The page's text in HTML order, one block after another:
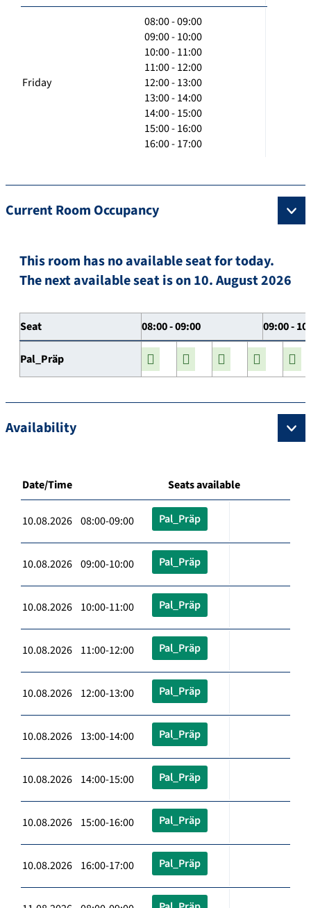
Friday
08:00 - 09:00
09:00 - 10:00
10:00 - 11:00
11:00 - 12:00
12:00 - 13:00
13:00 - 14:00
14:00 - 15:00
15:00 - 16:00
16:00 - 17:00
Current Room Occupancy
This room has no available seat for today.
The next available seat is on 10. August 2026
Seat 08:00 - 09:00 09:00 -
Pal_Präp
Availability
Date/Time Seats available
10.08.2026 08:00-09:00 Pal_Präp
10.08.2026 09:00-10:00 Pal_Präp
10.08.2026 10:00-11:00 Pal_Präp
10.08.2026 11:00-12:00 Pal_Präp
10.08.2026 12:00-13:00 Pal_Präp
10.08.2026 13:00-14:00 Pal_Präp
10.08.2026 14:00-15:00 Pal_Präp
10.08.2026 15:00-16:00 Pal_Präp
10.08.2026 16:00-17:00 Pal_Präp